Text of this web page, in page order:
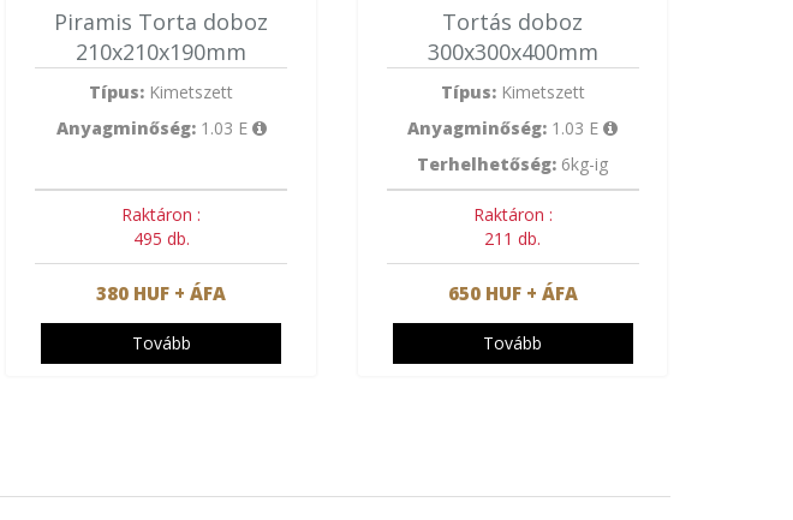
Piramis Torta doboz
210x210x190mm
Típus: Kimetszett
Anyagminőség:1.03 E
Raktáron :
495 db.
380 HUF + ÁFA
Tovább
Tortás doboz
300x300x400mm
Típus:Kimetszett
Anyagminőség: 1.03 E
Terhelhetőség: 6kg-ig
Raktáron :
211 db.
650 HUF + ÁFA
Tovább